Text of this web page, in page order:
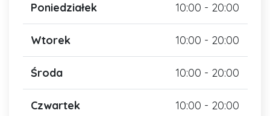
Poniedziałek 10:00 - 20:00
Wtorek 10:00 - 20:00
Środa 10:00 - 20:00
Czwartek 10:00 - 20:00